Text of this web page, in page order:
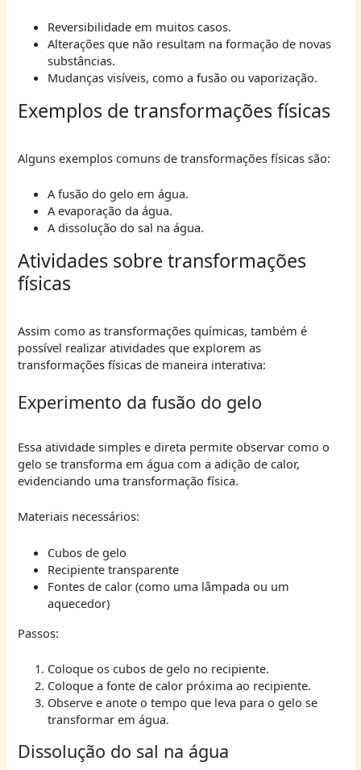
Reversibilidade em muitos casos.
Alterações que não resultam na formação de novas
substâncias.
Mudanças visíveis, como a fusão ou vaporização.
Exemplos de transformações físicas
Alguns exemplos comuns de transformações físicas são:
A fusão do gelo em água.
A evaporação da água.
A dissolução do sal na água.
Atividades sobre transformações
físicas
Assim como as transformações químicas, também é
possível realizar atividades que explorem as
transformações físicas de maneira interativa:
Experimento da fusão do gelo
Essa atividade simples e direta permite observar como o
gelo se transforma em água com a adição de calor,
evidenciando uma transformação física.
Materiais necessários:
Cubos de gelo
Recipiente transparente
Fontes de calor (como uma lâmpada ou um
aquecedor)
Passos:
Coloque os cubos de gelo no recipiente.
Coloque a fonte de calor próxima ao recipiente.
Observe e anote o tempo que leva para o gelo se
transformar em água.
Dissolução do sal na água